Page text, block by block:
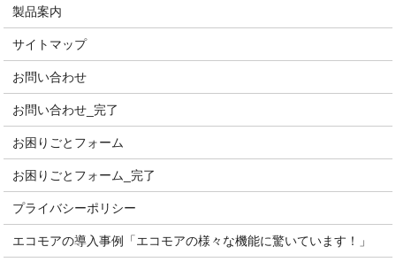
製品案内
サイトマップ
お問い合わせ
お問い合わせ_完了
お困りごとフォーム
お困りごとフォーム_完了
プライバシーポリシー
エコモアの導入事例「エコモアの様々な機能に驚いています！」